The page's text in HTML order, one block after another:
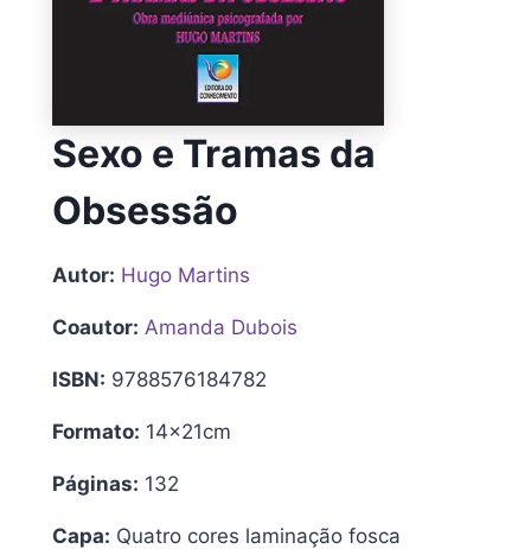
Sexo e Tramas da
Obsessão
Autor: Hugo Martins
Coautor: Amanda Dubois
ISBN: 9788576184782
Formato: 14x21cm
Páginas: 132
Capa: Quatro cores laminação fosca